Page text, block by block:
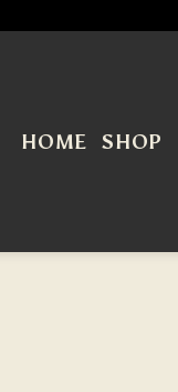
SHOP
HOME